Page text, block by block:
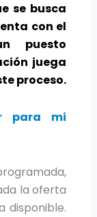
se busca
con el
puesto
juega
proceso.
para mi
la oferta
disponible.